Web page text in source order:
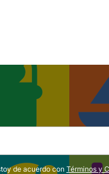
de acuerdo conTérminos y